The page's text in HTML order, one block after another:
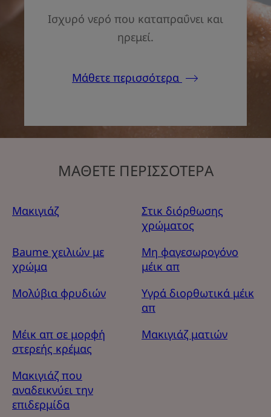
Ισχυρό νερό που καταπραΰνει και
ηρεμεί.
Μάθετε περισσότερα
ΜΑΘΕΤΕ ΠΕΡΙΣΣΟΤΕΡΑ
Μακιγιάζ
Στικ διόρθωσης
χρώματος
Baume χειλιών με
χρώμα
Μη φαγεσωρογόνο
μέικ απ
Μολύβια φρυδιών
Υγρά διορθωτικά μέικ
απ
Μέικ απ σε μορφή
στερεής κρέμας
Μακιγιάζ ματιών
Μακιγιάζ που
αναδεικνύει την
επιδερμίδα